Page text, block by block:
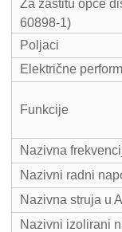
Za zaštitu opće
60898-1)
Poljaci
Električne
Funkcije
Nazivna
Nazivni radni
Nazivna struja u A
Nazivni izolirani